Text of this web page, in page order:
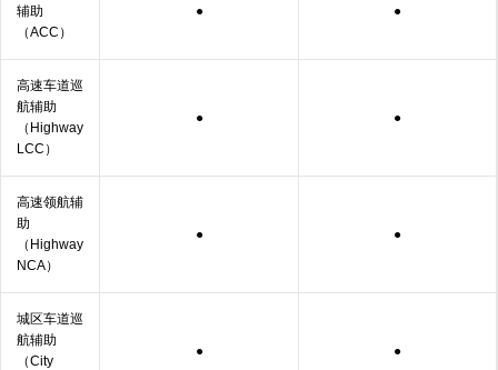
辅助
（ACC）
● ●
高速车道巡
航辅助
（Highway
LCC）
● ●
高速领航辅
助
（Highway
NCA）
● ●
城区车道巡
航辅助
（City
● ●